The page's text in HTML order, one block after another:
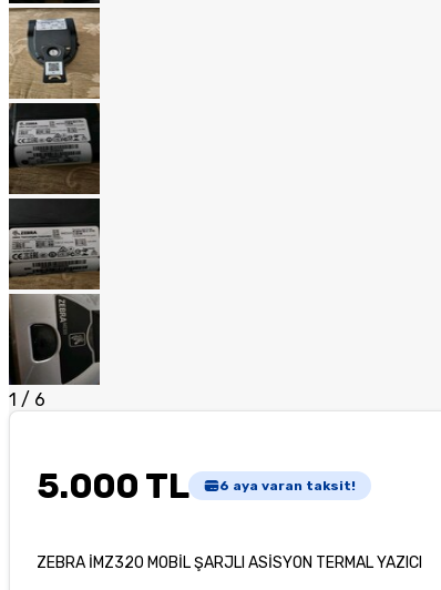
1 / 6
5.000 TL 6 aya varan taksit!
ZEBRA İMZ320 MOBİL ŞARJLI ASİSYON TERMAL YAZICI